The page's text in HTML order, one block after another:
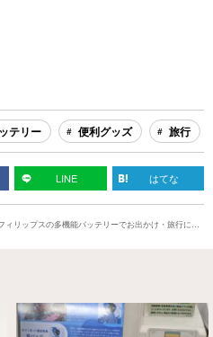
テリー 便利グッズ 旅行
LINE はてな
ィリップスの多機能バッテリーでお出かけ・旅行にバ